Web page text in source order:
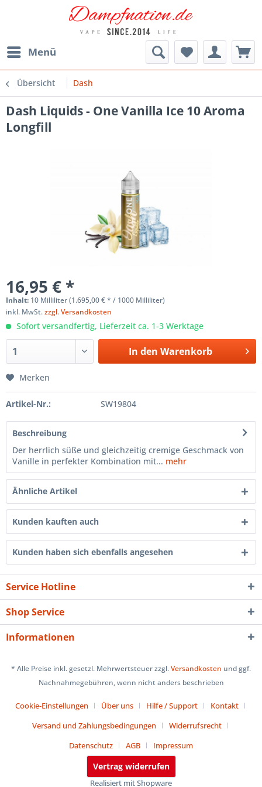
Menü
Übersicht Dash
Dash Liquids - One Vanilla Ice 10 Aroma
Longfill
16,95 € *
Inhalt: 10 Milliliter (1.695,00 € * / 1000 Milliliter)
inkl. MwSt.zzgl. Versandkosten
Sofort versandfertig, Lieferzeit ca. 1-3 Werktage
In den Warenkorb
Merken
Artikel-Nr.: SW19804
Beschreibung
Der herrlich süße und gleichzeitig cremige Geschmack von
Vanille in perfekter Kombination mit... mehr
Ähnliche Artikel
Kunden kauften auch
Kunden haben sich ebenfalls angesehen
Service Hotline
Shop Service
Informationen
* Alle Preise inkl. gesetzl. Mehrwertsteuer zzgl.Versandkosten und ggf.
Nachnahmegebühren, wenn nicht anders beschrieben
Cookie-Einstellungen Über uns Hilfe / Support
Kontakt
Versand und Zahlungsbedingungen
Widerrufsrecht
Datenschutz
AGB Impressum
Vertrag widerrufen
Realisiert mit Shopware